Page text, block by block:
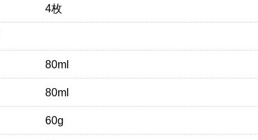
4枚
80ml
80ml
60g